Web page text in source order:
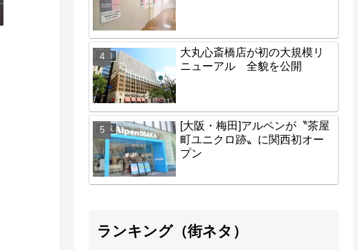
経済
大丸心斎橋店が初の大規模リ
ニューアル 全貌を公開
地域
[大阪・梅田]アルペンが〝茶屋
町ユニクロ跡〟に関西初オー
プン
ランキング（街ネタ）